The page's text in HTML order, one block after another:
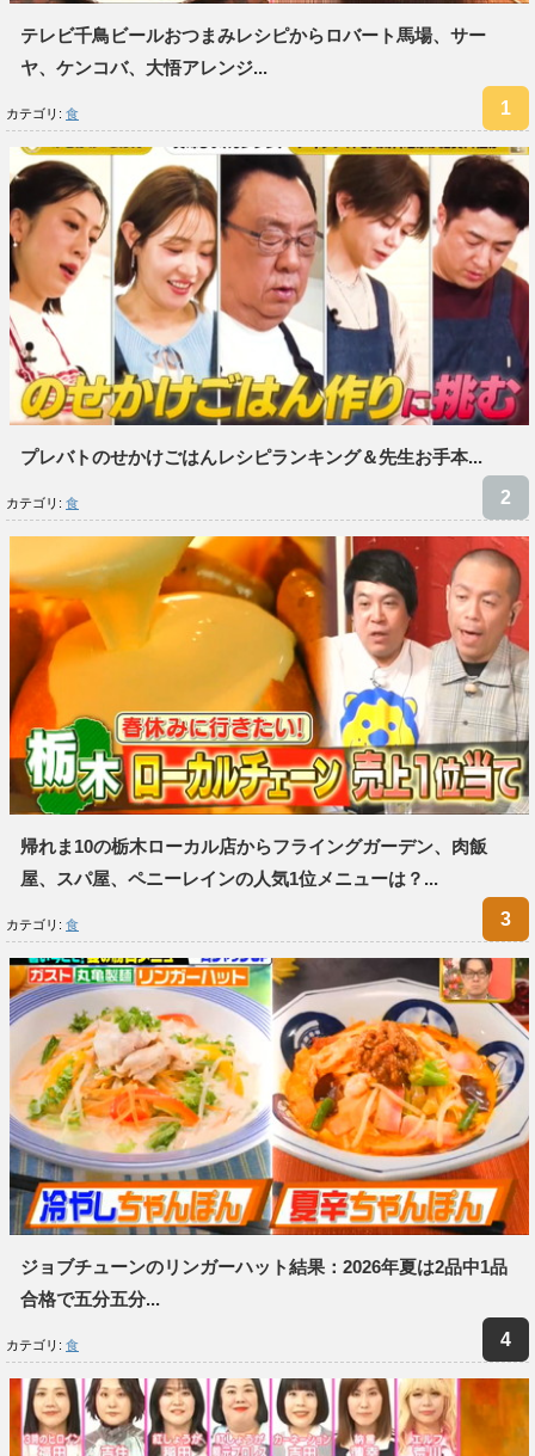
テレビ千鳥ビールおつまみレシピからロバート馬場、サー
ヤ、ケンコバ、大悟アレンジ...
カテゴリ: 食
プレバトのせかけごはんレシピランキング＆先生お手本...
カテゴリ: 食
帰れま10の栃木ローカル店からフライングガーデン、肉飯
屋、スパ屋、ペニーレインの人気1位メニューは？...
カテゴリ: 食
ジョブチューンのリンガーハット結果：2026年夏は2品中1品
合格で五分五分...
カテゴリ: 食